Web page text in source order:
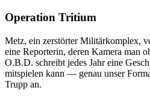
Operation Tritium
Metz, ein zerstörter Militärkomplex,
eine Reporterin, deren Kamera man
O.B.D. schreibt jedes Jahr eine
mitspielen kann — genau unser
Trupp an.